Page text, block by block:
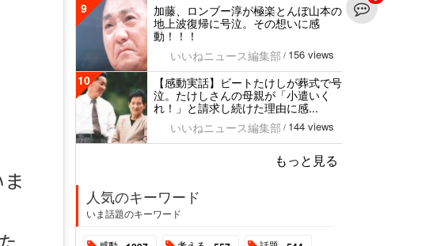
9
加藤、ロンブー淳が極楽とんぼ山本の
地上波復帰に号泣。その想いに感
動！！！
いいねニュース編集部 / 156 views
10
【感動実話】ビートたけしが葬式で号
泣。たけしさんの母親が「小遣いく
れ！」と請求し続けた理由に感...
いいねニュース編集部 / 144 views
もっと見る
人気のキーワード
いま話題のキーワード